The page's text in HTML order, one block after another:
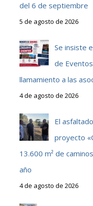
del 6 de septiembre
5 de agosto de 2026
Se insiste
de
llamamiento a las
4 de agosto de 2026
El
proyecto
13.600 m² de
año
4 de agosto de 2026